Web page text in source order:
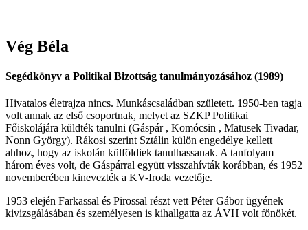
Vég Béla
Segédkönyv a Politikai Bizottság tanulmányozásához (1989)
Hivatalos életrajza nincs. Munkáscsaládban született. 1950-ben tagja
volt annak az első csoportnak, melyet az SZKP Politikai
Főiskolájára küldték tanulni (Gáspár , Komócsin , Matusek Tivadar,
Nonn György). Rákosi szerint Sztálin külön engedélye kellett
ahhoz, hogy az iskolán külföldiek tanulhassanak. A tanfolyam
három éves volt, de Gáspárral együtt visszahívták korábban, és 1952
novemberében kinevezték a KV-Iroda vezetője.
1953 elején Farkassal és Pirossal részt vett Péter Gábor ügyének
kivizsgálásában és személyesen is kihallgatta az ÁVH volt főnökét.